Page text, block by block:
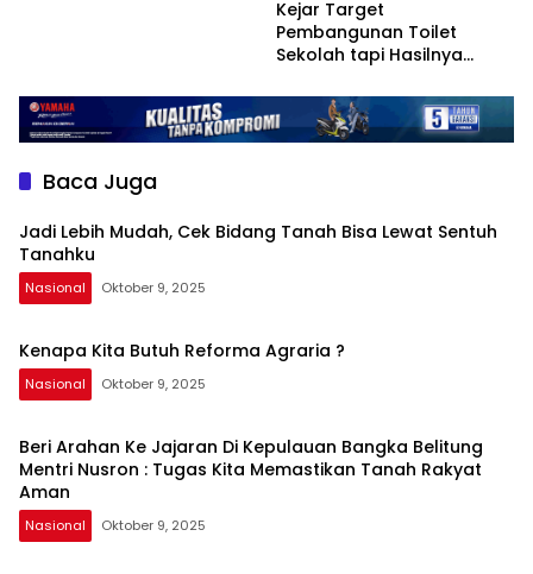
Kejar Target
Pembangunan Toilet
Sekolah tapi Hasilnya
Baca Juga
Jadi Lebih Mudah, Cek Bidang Tanah Bisa Lewat Sentuh
Tanahku
Nasional Oktober 9, 2025
Kenapa Kita Butuh Reforma Agraria ?
Nasional Oktober 9, 2025
Beri Arahan Ke Jajaran Di Kepulauan Bangka Belitung
Mentri Nusron : Tugas Kita Memastikan Tanah Rakyat
Aman
Nasional Oktober 9, 2025